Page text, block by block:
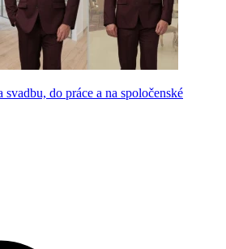
do práce a na spoločenské